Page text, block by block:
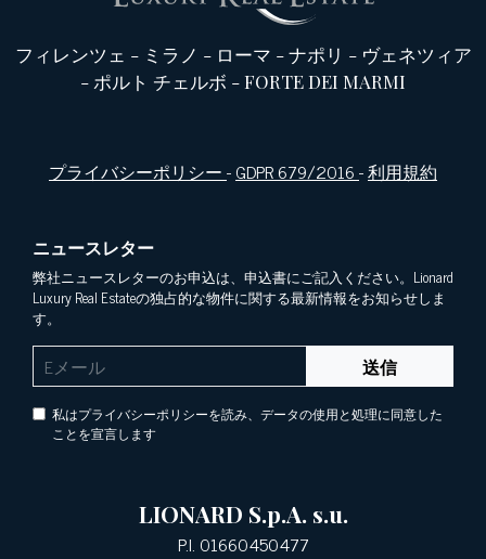
フィレンツェ - ミラノ - ローマ -ナポリ - ヴェネツィア
- ポルト チェルボ -FORTE DEI MARMI
プライバシーポリシー-GDPR 679/2016-利用規約
ニュースレター
弊社ニュースレターのお申込は、申込書にご記入ください。Lionard
Luxury Real Estateの独占的な物件に関する最新情報をお知らせしま
す。
送信
私はプライバシーポリシーを読み、データの使用と処理に同意した
ことを宣言します
LIONARD S.p.A. s.u.
P.I. 01660450477